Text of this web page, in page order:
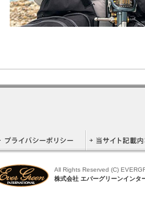
All Rights Reserved (C)
株式会社 エバーグリーンインタ